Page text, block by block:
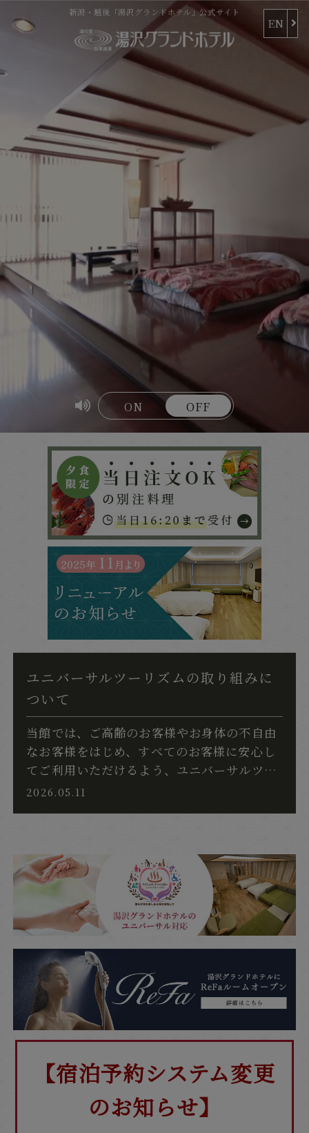
新潟・越後「湯沢グランドホテル」公式サイト
EN
ON OFF
ユニバーサルツーリズムの取り組みに
ついて
当館では、ご高齢のお客様やお身体の不自由
なお客様をはじめ、すべてのお客様に安心し
てご利用いただけるよう、ユニバーサルツー
リズムの推進に取り組んでおります。主な取
2026.05.11
【宿泊予約システム変更
のお知らせ】